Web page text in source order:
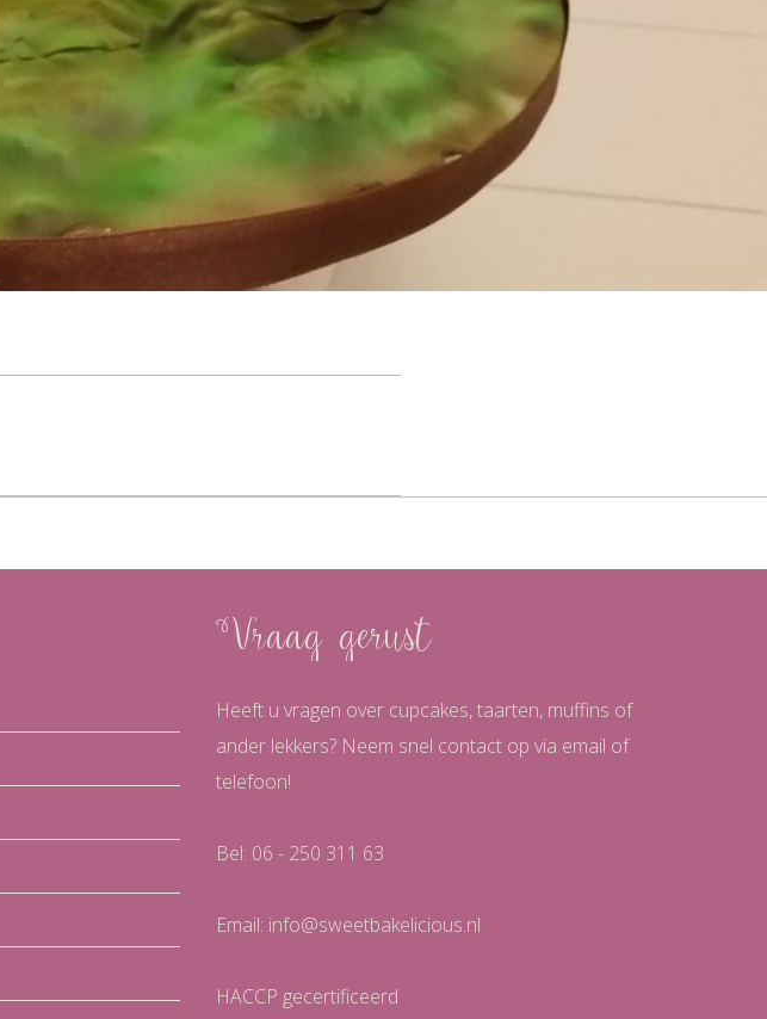
Vraag gerust
Heeft u vragen over cupcakes, taarten, muffins of
ander lekkers? Neem snel contact op via email of
telefoon!
Bel: 06 - 250 311 63
Email: info@sweetbakelicious.nl
HACCP gecertificeerd